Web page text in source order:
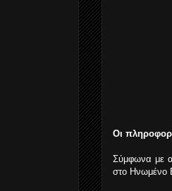
Οι
Σύμφωνα με
στο Ηνωμένο